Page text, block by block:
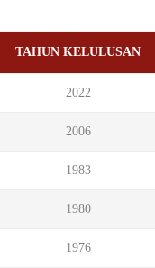
TAHUN KELULUSAN
2022
2006
1983
1980
1976